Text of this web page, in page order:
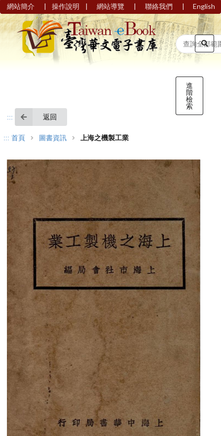
網站簡介 | 操作說明 | 網站導覽 | 聯絡我們 | English
進
階
檢
索
::: 返回
::: 首頁 圖書資訊 上海之機製工業